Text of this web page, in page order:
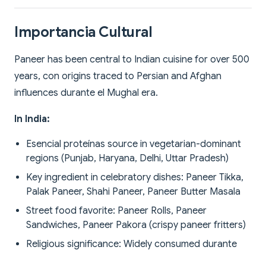
Importancia Cultural
Paneer has been central to Indian cuisine for over 500
years, con origins traced to Persian and Afghan
influences durante el Mughal era.
In India:
Esencial proteínas source in vegetarian-dominant
regions (Punjab, Haryana, Delhi, Uttar Pradesh)
Key ingredient in celebratory dishes: Paneer Tikka,
Palak Paneer, Shahi Paneer, Paneer Butter Masala
Street food favorite: Paneer Rolls, Paneer
Sandwiches, Paneer Pakora (crispy paneer fritters)
Religious significance: Widely consumed durante